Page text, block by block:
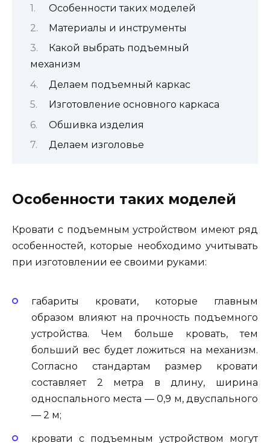
Особенности таких моделей
Материалы и инструменты
Какой выбрать подъемный
механизм
Делаем подъемный каркас
Изготовление основного каркаса
Обшивка изделия
Делаем изголовье
Особенности таких моделей
Кровати с подъемным устройством имеют ряд
особенностей, которые необходимо учитывать
при изготовлении ее своими руками:
габариты кровати, которые главным
образом влияют на прочность подъемного
устройства. Чем больше кровать, тем
больший вес будет ложиться на механизм.
Согласно стандартам размер кровати
составляет 2 метра в длину, ширина
односпального места — 0,9 м, двуспального
— 2 м;
кровати с подъемным устройством могут